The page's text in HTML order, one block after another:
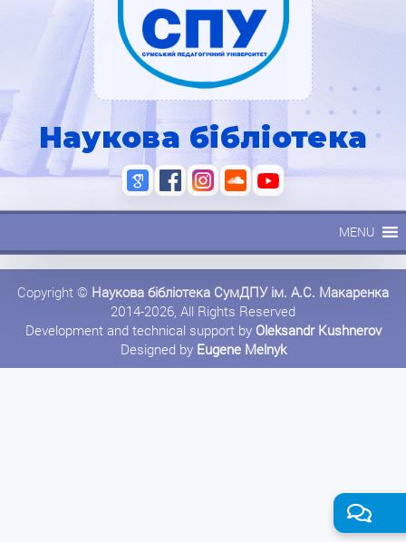
Наукова бібліотека
MENU
Copyright © Наукова бібліотека СумДПУ ім. А.С. Макаренка
2014-2026, All Rights Reserved
Development and technical support by Oleksandr Kushnerov
Designed by Eugene Melnyk